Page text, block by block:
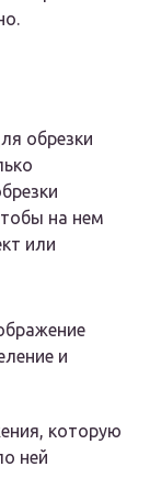
обрезки
на нем
или
и
которую
ней